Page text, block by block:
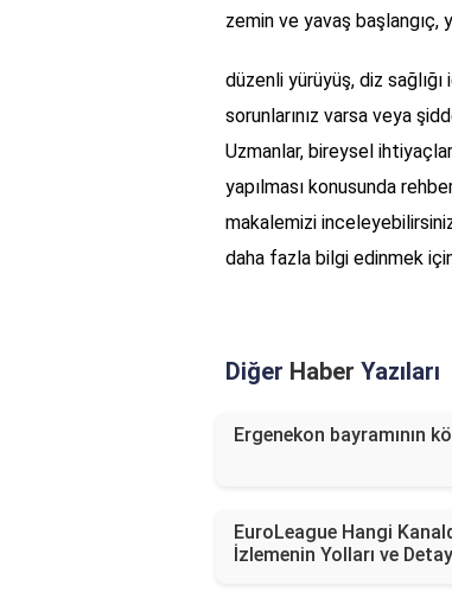
zemin ve yavaş başlangıç,
düzenli yürüyüş, diz
sorunlarınız varsa veya
Uzmanlar, bireysel
yapılması konusunda
makalemizi
daha fazla bilgi edinmek
Diğer Haber Yazıları
Ergenekon bayramının
EuroLeague Hangi
İzlemenin Yolları ve